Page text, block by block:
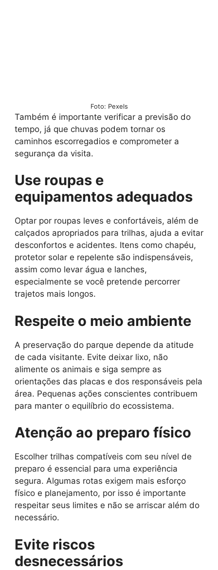
Foto: Pexels
Também é importante verificar a previsão do
tempo, já que chuvas podem tornar os
caminhos escorregadios e comprometer a
segurança da visita.
Use roupas e
equipamentos adequados
Optar por roupas leves e confortáveis, além de
calçados apropriados para trilhas, ajuda a evitar
desconfortos e acidentes. Itens como chapéu,
protetor solar e repelente são indispensáveis,
assim como levar água e lanches,
especialmente se você pretende percorrer
trajetos mais longos.
Respeite o meio ambiente
A preservação do parque depende da atitude
de cada visitante. Evite deixar lixo, não
alimente os animais e siga sempre as
orientações das placas e dos responsáveis pela
área. Pequenas ações conscientes contribuem
para manter o equilíbrio do ecossistema.
Atenção ao preparo físico
Escolher trilhas compatíveis com seu nível de
preparo é essencial para uma experiência
segura. Algumas rotas exigem mais esforço
físico e planejamento, por isso é importante
respeitar seus limites e não se arriscar além do
necessário.
Evite riscos
desnecessários